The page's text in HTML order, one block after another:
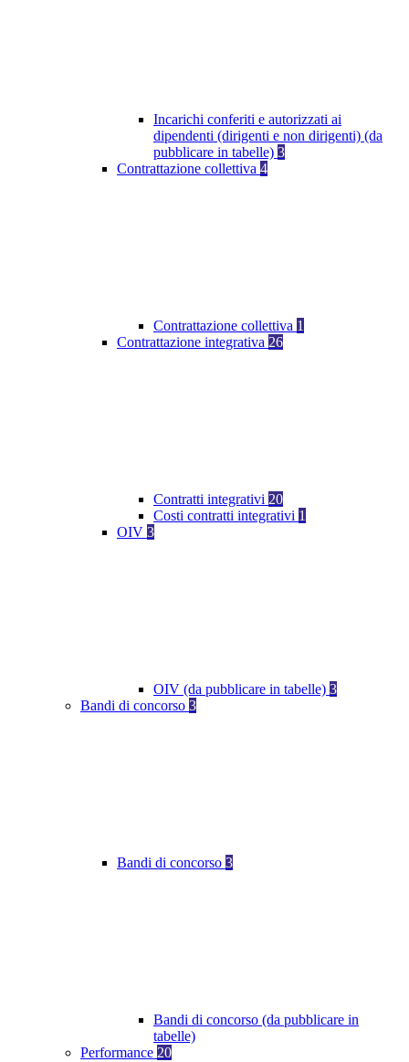
Incarichi conferiti e autorizzati ai
dipendenti (dirigenti e non dirigenti) (da
pubblicare in tabelle) 3
Contrattazione collettiva 4
Contrattazione collettiva 1
Contrattazione integrativa 26
Contratti integrativi 20
Costi contratti integrativi 1
OIV 3
OIV (da pubblicare in tabelle) 3
Bandi di concorso 3
Bandi di concorso 3
Bandi di concorso (da pubblicare in
tabelle)
Performance 20